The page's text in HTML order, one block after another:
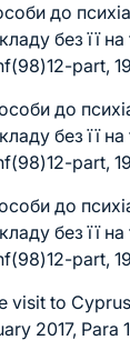
до
без її
part,
до
без її
part,
до
без її
part,
visit to
2017, Para